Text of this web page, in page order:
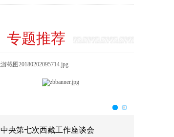
专题推荐
中央第七次西藏工作座谈会